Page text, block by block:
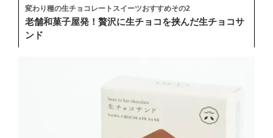
変わり種の生チョコレートスイーツおすすめその2
老舗和菓子屋発！贅沢に生チョコを挟んだ生チョコサ
ンド